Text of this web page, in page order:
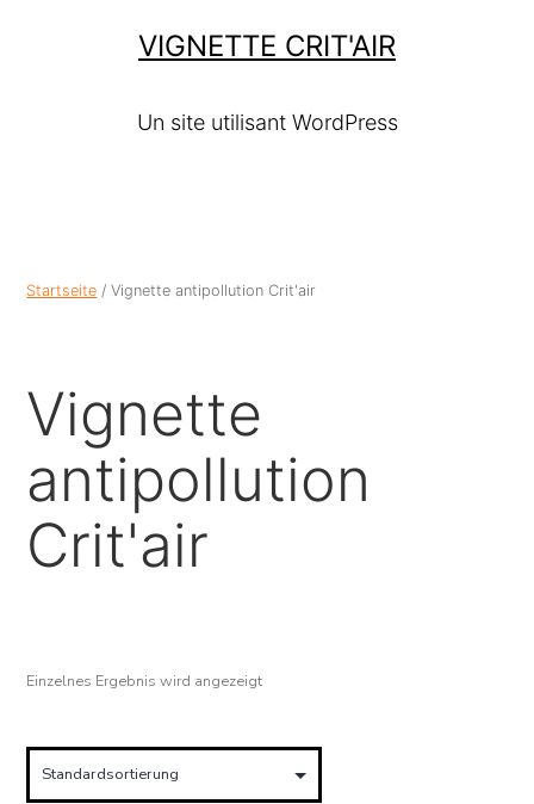
VIGNETTE CRIT'AIR
Un site utilisant WordPress
Startseite / Vignette antipollution Crit'air
Vignette
antipollution
Crit'air
Einzelnes Ergebnis wird angezeigt